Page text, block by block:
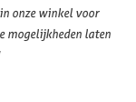
onze winkel voor
mogelijkheden laten